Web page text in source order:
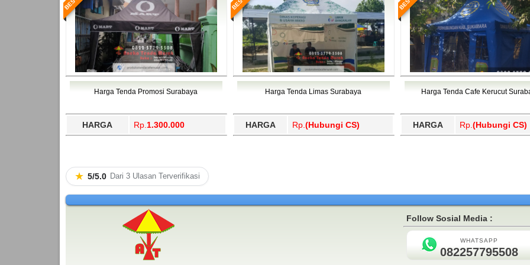
Harga Tenda Promosi Surabaya
HARGA Rp. 1.300.000
Harga Tenda Limas Surabaya
HARGA Rp. (Hubungi CS)
Harga Tenda Cafe Kerucut
HARGA Rp. (Hubungi CS)
★ 5/5.0 Dari 3 Ulasan Terverifikasi
Follow Sosial Media :
WHATSAPP
082257795508